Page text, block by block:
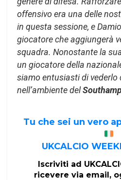
offensivo era una delle
in questa sessione, e
giocatore che aggiungerà
squadra. Nonostante la
un giocatore della
siamo entusiasti di vederlo
nell’ambiente del
Tu che sei un vero
UKCALCIO
Iscriviti ad
ricevere via email,